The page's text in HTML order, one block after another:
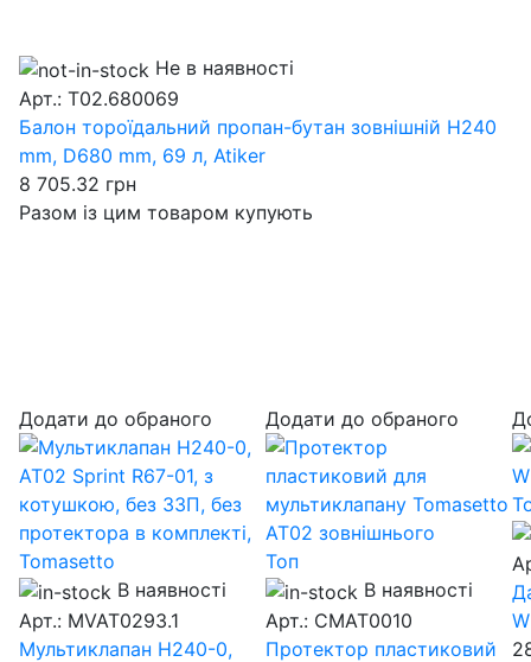
Не в наявності
Арт.: T02.680069
Балон тороїдальний пропан-бутан зовнішній H240
mm, D680 mm, 69 л, Atiker
8 705.32 грн
Разом із цим товаром купують
Додати до обраного
В наявності
Арт.: MVAT0293.1
Мультиклапан H240-0,
Додати до обраного
Топ
В наявності
Арт.: CMAT0010
Протектор пластиковий